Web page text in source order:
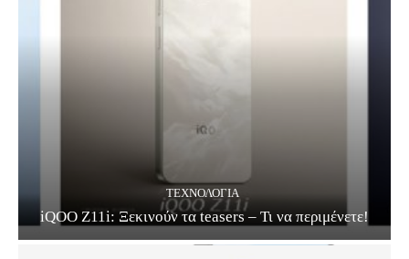
ΤΕΧΝΟΛΟΓΊΑ
iQOO Z11i: Ξεκινούν τα teasers – Τι να περιμένετε!